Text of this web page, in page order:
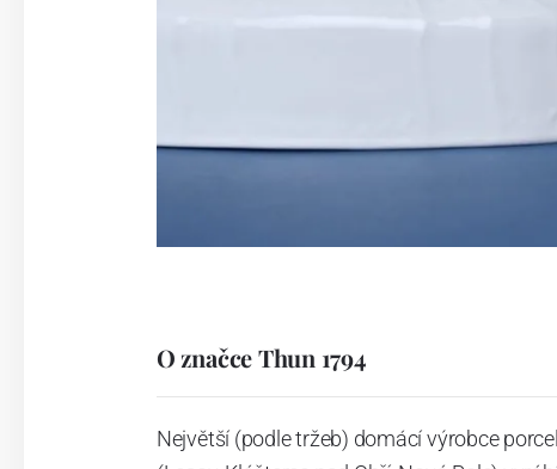
O značce Thun 1794
Největší (podle tržeb) domácí výrobce